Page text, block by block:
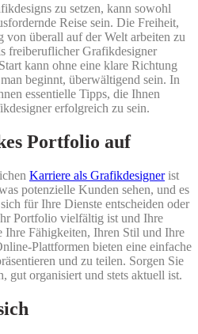
zu setzen, kann sowohl
Reise sein. Die Freiheit,
von überall auf der Welt arbeiten zu
freiberuflicher Grafikdesigner
kann ohne eine klare Richtung
beginnt, überwältigend sein. In
essentielle Tipps, die Ihnen
erfolgreich zu sein.
Portfolio auf
Karriere als Grafikdesignerist
potenzielle Kunden sehen, und es
für Ihre Dienste entscheiden oder
Portfolio vielfältig ist und Ihre
Ihre Fähigkeiten, Ihren Stil und Ihre
Plattformen bieten eine einfache
und zu teilen. Sorgen Sie
gut organisiert und stets aktuell ist.